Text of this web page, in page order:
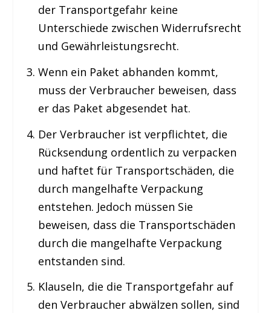
der Transportgefahr keine
Unterschiede zwischen Widerrufsrecht
und Gewährleistungsrecht.
Wenn ein Paket abhanden kommt,
muss der Verbraucher beweisen, dass
er das Paket abgesendet hat.
Der Verbraucher ist verpflichtet, die
Rücksendung ordentlich zu verpacken
und haftet für Transportschäden, die
durch mangelhafte Verpackung
entstehen. Jedoch müssen Sie
beweisen, dass die Transportschäden
durch die mangelhafte Verpackung
entstanden sind.
Klauseln, die die Transportgefahr auf
den Verbraucher abwälzen sollen, sind